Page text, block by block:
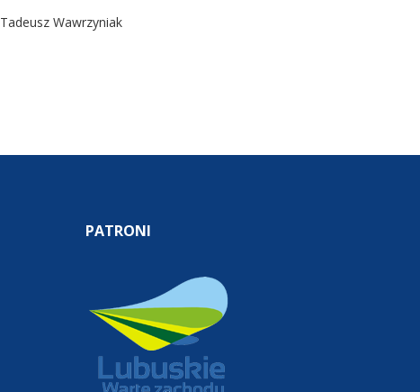
Tadeusz Wawrzyniak
PATRONI